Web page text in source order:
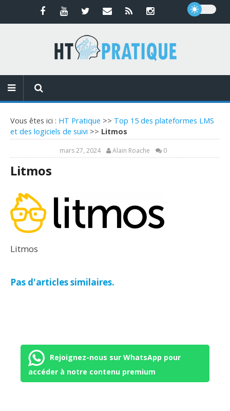
Vous êtes ici : HT Pratique >> Top 15 des plateformes LMS
et des logiciels de suivi >> Litmos
mars 27, 2024 Alain Roache 0
Litmos
Litmos
Pas d'articles similaires.
Rejoignez-nous sur WhatsApp pour
accéder à notre contenu premium